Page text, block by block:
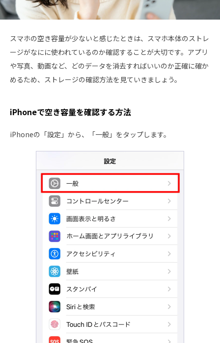
スマホの空き容量が少ないと感じたときは、スマホ本体のストレ
ージがなにに使われているのか確認することが大切です。アプリ
や写真、動画など、どのデータを消去すればいいのか正確に確か
めるため、ストレージの確認方法を見ていきましょう。
iPhoneで空き容量を確認する方法
iPhoneの「設定」から、「一般」をタップします。